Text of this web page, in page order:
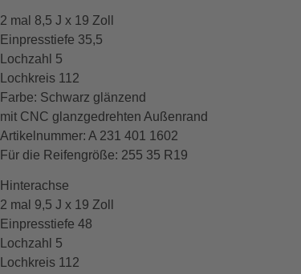
2 mal 8,5 J x 19 Zoll
Einpresstiefe 35,5
Lochzahl 5
Lochkreis 112
Farbe: Schwarz glänzend
mit CNC glanzgedrehten Außenrand
Artikelnummer: A 231 401 1602
Für die Reifengröße: 255 35 R19
Hinterachse
2 mal 9,5 J x 19 Zoll
Einpresstiefe 48
Lochzahl 5
Lochkreis 112